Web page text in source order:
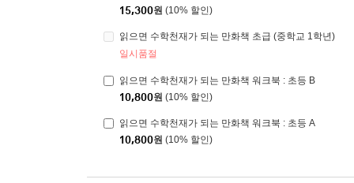
15,300원 (10% 할인)
읽으면 수학천재가 되는 만화책 초급 (중학교 1학년)
일시품절
읽으면 수학천재가 되는 만화책 워크북 : 초등 B
10,800원 (10% 할인)
읽으면 수학천재가 되는 만화책 워크북 : 초등 A
10,800원 (10% 할인)